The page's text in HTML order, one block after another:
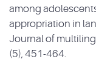
among
appropriation in
Journal of
(5), 451-464.